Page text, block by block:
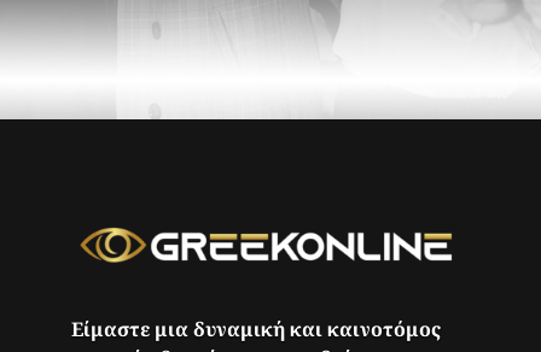
Είμαστε μια δυναμική και καινοτόμος